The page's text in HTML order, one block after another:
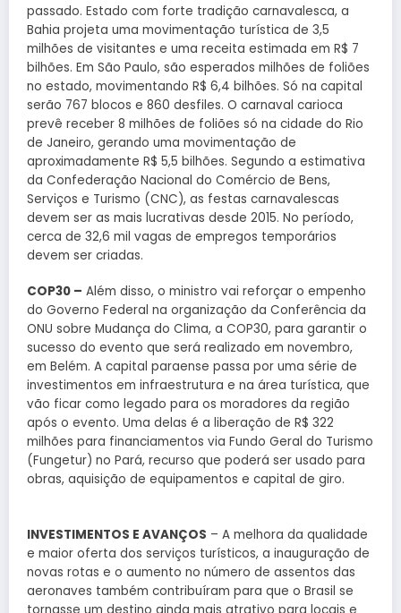
passado. Estado com forte tradição carnavalesca, a
Bahia projeta uma movimentação turística de 3,5
milhões de visitantes e uma receita estimada em R$ 7
bilhões. Em São Paulo, são esperados milhões de foliões
no estado, movimentando R$ 6,4 bilhões. Só na capital
serão 767 blocos e 860 desfiles. O carnaval carioca
prevê receber 8 milhões de foliões só na cidade do Rio
de Janeiro, gerando uma movimentação de
aproximadamente R$ 5,5 bilhões. Segundo a estimativa
da Confederação Nacional do Comércio de Bens,
Serviços e Turismo (CNC), as festas carnavalescas
devem ser as mais lucrativas desde 2015. No período,
cerca de 32,6 mil vagas de empregos temporários
devem ser criadas.
COP30 – Além disso, o ministro vai reforçar o empenho
do Governo Federal na organização da Conferência da
ONU sobre Mudança do Clima, a COP30, para garantir o
sucesso do evento que será realizado em novembro,
em Belém. A capital paraense passa por uma série de
investimentos em infraestrutura e na área turística, que
vão ficar como legado para os moradores da região
após o evento. Uma delas é a liberação de R$ 322
milhões para financiamentos via Fundo Geral do Turismo
(Fungetur) no Pará, recurso que poderá ser usado para
obras, aquisição de equipamentos e capital de giro.
INVESTIMENTOS E AVANÇOS – A melhora da qualidade
e maior oferta dos serviços turísticos, a inauguração de
novas rotas e o aumento no número de assentos das
aeronaves também contribuíram para que o Brasil se
tornasse um destino ainda mais atrativo para locais e